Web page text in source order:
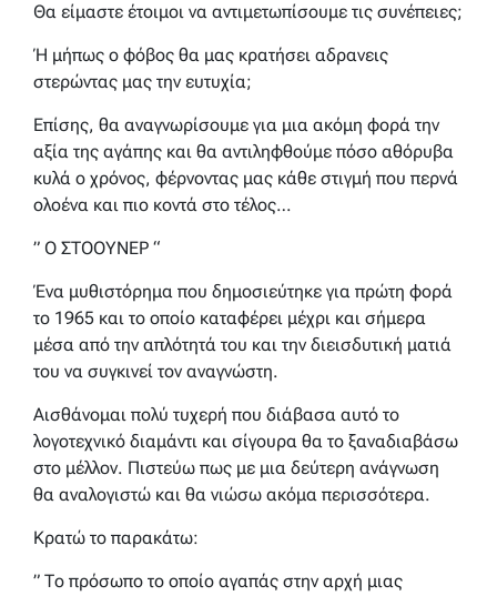
Θα είμαστε έτοιμοι να αντιμετωπίσουμε τις συνέπειες;
Ή μήπως ο φόβος θα μας κρατήσει αδρανεις
στερώντας μας την ευτυχία;
Επίσης, θα αναγνωρίσουμε για μια ακόμη φορά την
αξία της αγάπης και θα αντιληφθούμε πόσο αθόρυβα
κυλά ο χρόνος, φέρνοντας μας κάθε στιγμή που περνά
ολοένα και πιο κοντά στο τέλος…
” Ο ΣΤΟΟΥΝΕΡ “
Ένα μυθιστόρημα που δημοσιεύτηκε για πρώτη φορά
το 1965 και το οποίο καταφέρει μέχρι και σήμερα
μέσα από την απλότητά του και την διεισδυτική ματιά
του να συγκινεί τον αναγνώστη.
Αισθάνομαι πολύ τυχερή που διάβασα αυτό το
λογοτεχνικό διαμάντι και σίγουρα θα το ξαναδιαβάσω
στο μέλλον. Πιστεύω πως με μια δεύτερη ανάγνωση
θα αναλογιστώ και θα νιώσω ακόμα περισσότερα.
Κρατώ το παρακάτω:
” Το πρόσωπο το οποίο αγαπάς στην αρχή μιας